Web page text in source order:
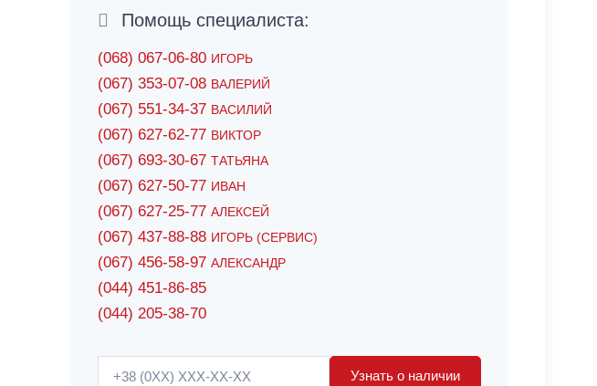
Помощь специалиста:
(068) 067-06-80 ИГОРЬ
(067) 353-07-08 ВАЛЕРИЙ
(067) 551-34-37 ВАСИЛИЙ
(067) 627-62-77 ВИКТОР
(067) 693-30-67 ТАТЬЯНА
(067) 627-50-77 ИВАН
(067) 627-25-77 АЛЕКСЕЙ
(067) 437-88-88 ИГОРЬ (СЕРВИС)
(067) 456-58-97 АЛЕКСАНДР
(044) 451-86-85
(044) 205-38-70
Узнать о наличии